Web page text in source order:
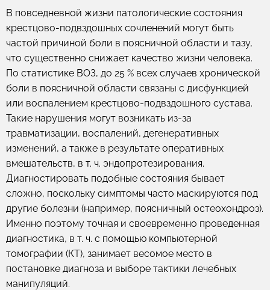
В повседневной жизни патологические состояния
крестцово-подвздошных сочленений могут быть
частой причиной боли в поясничной области и тазу,
что существенно снижает качество жизни человека.
По статистике ВОЗ, до 25 % всех случаев хронической
боли в поясничной области связаны с дисфункцией
или воспалением крестцово-подвздошного сустава.
Такие нарушения могут возникать из-за
травматизации, воспалений, дегенеративных
изменений, а также в результате оперативных
вмешательств, в т. ч. эндопротезирования.
Диагностировать подобные состояния бывает
сложно, поскольку симптомы часто маскируются под
другие болезни (например, поясничный остеохондроз).
Именно поэтому точная и своевременно проведенная
диагностика, в т. ч. с помощью компьютерной
томографии (КТ), занимает весомое место в
постановке диагноза и выборе тактики лечебных
манипуляций.